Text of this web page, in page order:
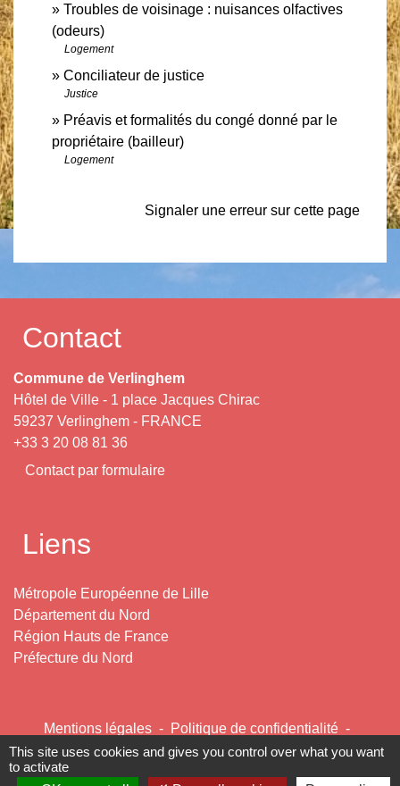
Troubles de voisinage : nuisances olfactives
(odeurs)
Logement
Conciliateur de justice
Justice
Préavis et formalités du congé donné par le
propriétaire (bailleur)
Logement
Signaler une erreur sur cette page
Contact
Commune de Verlinghem
Hôtel de Ville - 1 place Jacques Chirac
59237 Verlinghem - FRANCE
+33 3 20 08 81 36
Contact par formulaire
Liens
Métropole Européenne de Lille
Département du Nord
Région Hauts de France
Préfecture du Nord
Mentions légales - Politique de confidentialité -
Accessibilité - Plan du site - Gestion des cookies
This site uses cookies and gives you control over what you want
to activate